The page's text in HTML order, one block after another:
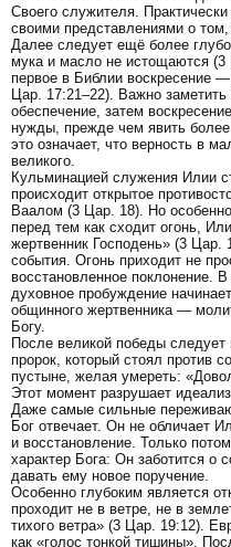
Своего служителя.
своими представлениями о
Далее следует ещё более
мука и масло не истощаются (3
первое в Библии воскресение
Цар. 17:21–22). Важно
обеспечение, затем
нужды, прежде чем явить
это означает, что верность в
великого.
Кульминацией служения Илии
происходит открытое
Ваалом (3 Цар. 18). Но
перед тем как сходит огонь,
жертвенник Господень» (3
события. Огонь приходит не
восстановленное поклонение.
духовное пробуждение
общинного жертвенника —
Богу.
После великой победы
пророк, который стоял против
пустыне, желая умереть:
Этот момент разрушает
Даже самые сильные
Бог отвечает. Он не обличает
и восстановление. Только
характер Бога: Он заботится о
давать ему новое поручение.
Особенно глубоким является
проходит не в ветре, не в
тихого ветра» (3 Цар. 19:12).
как «голос тонкой тишины».